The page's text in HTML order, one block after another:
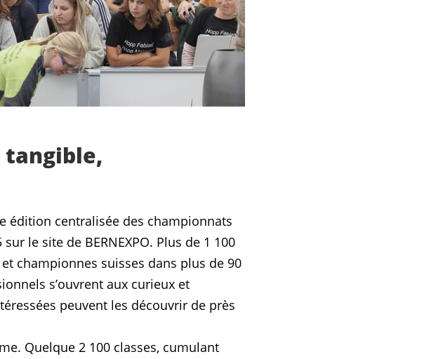
édition centralisée des championnats
le site de BERNEXPO. Plus de 1 100
championnes suisses dans plus de 90
s’ouvrent aux curieux et
peuvent les découvrir de près
Quelque 2 100 classes, cumulant